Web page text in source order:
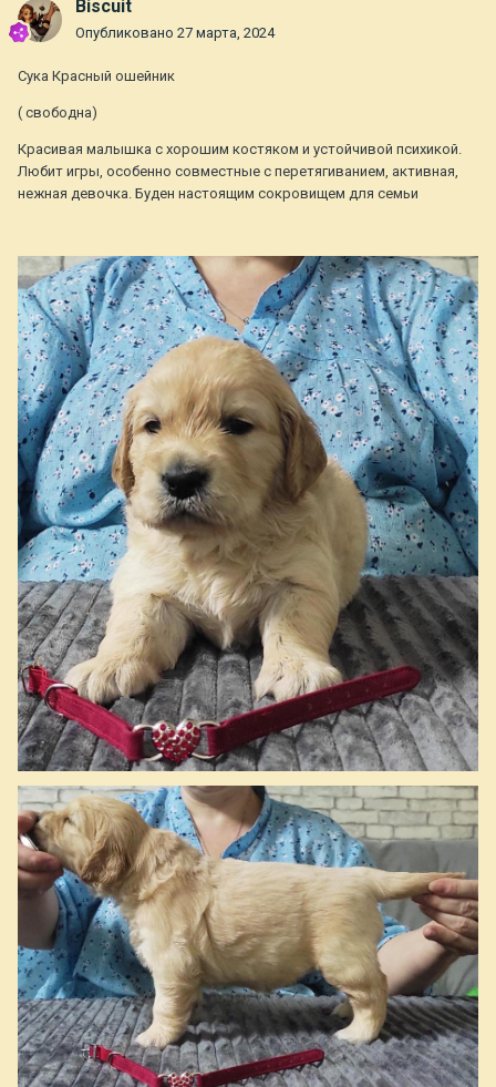
Biscuit
Опубликовано 27 марта, 2024
Сука Красный ошейник
( свободна)
Красивая малышка с хорошим костяком и устойчивой психикой.
Любит игры, особенно совместные с перетягиванием, активная,
нежная девочка. Буден настоящим сокровищем для семьи